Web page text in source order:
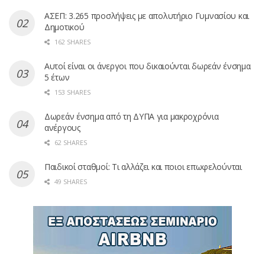
ΑΣΕΠ: 3.265 προσλήψεις με απολυτήριο Γυμνασίου και
Δημοτικού
162 SHARES
Αυτοί είναι οι άνεργοι που δικαιούνται δωρεάν ένσημα
5 έτων
153 SHARES
Δωρεάν ένσημα από τη ΔΥΠΑ για μακροχρόνια
ανέργους
62 SHARES
Παιδικοί σταθμοί: Τι αλλάζει και ποιοι επωφελούνται
49 SHARES